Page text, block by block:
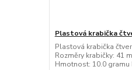
Plastová krabička
Plastová krabička
Rozměry krabičky: 41
Hmotnost: 10.0